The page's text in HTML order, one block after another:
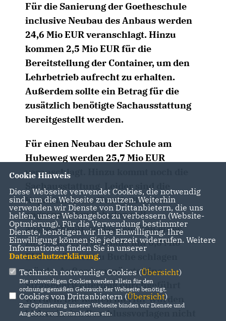
Für die Sanierung der Goetheschule
inclusive Neubau des Anbaus werden
24,6 Mio EUR veranschlagt. Hinzu
kommen 2,5 Mio EUR für die
Bereitstellung der Container, um den
Lehrbetrieb aufrecht zu erhalten.
Außerdem sollte ein Betrag für die
zusätzlich benötigte Sachausstattung
bereitgestellt werden.
Für einen Neubau der Schule am
Hubeweg werden 25,7 Mio EUR
veranschlagt. Hinzu kommt noch die
Sachausstattung. Leider sind die
Kapazitäten der Turnhallen der
angrenzenden Schulen voll
ausgeschöpft, so dass ein Bau einer
zusätzlichen Turnhalle mit 6,8 Mio
EUR zusätzlich zu Buche schlagen
würde. Außerdem müsste eine
Straßenerweiterung durchgeführt
werden. Die Kosten hierfür wurden
bisher in den Beschlussvorlagen nicht
Cookie Hinweis
Diese Webseite verwendet Cookies, die notwendig
sind, um die Webseite zu nutzen. Weiterhin
verwenden wir Dienste von Drittanbietern, die uns
helfen, unser Webangebot zu verbessern (Website-
Optmierung). Für die Verwendung bestimmter
Dienste, benötigen wir Ihre Einwilligung. Ihre
Einwilligung können Sie jederzeit widerrufen. Weitere
Informationen finden Sie in unserer
Datenschutzerklärung.
Technisch notwendige Cookies (Übersicht)
Die notwendigen Cookies werden allein für den
ordnungsgemäßen Gebrauch der Webseite benötigt.
Cookies von Drittanbietern (Übersicht)
Zur Optimierung unserer Webseite binden wir Dienste und
Angebote von Drittanbietern ein.